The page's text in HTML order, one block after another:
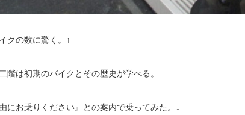
クの数に驚く。↑
階は初期のバイクとその歴史が学べる。
由にお乗りください』との案内で乗ってみた。↓